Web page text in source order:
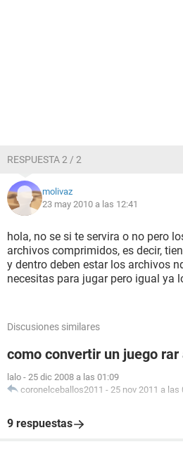
RESPUESTA 2 / 2
molivaz
23 may 2010 a las 12:41
hola, no se si te servira o no pero
archivos comprimidos, es decir,
y dentro deben estar los archivos
necesitas para jugar pero igual ya
Discusiones similares
como convertir un juego rar
lalo - 25 dic 2008 a las 01:09
coronelceballos2011 - 25 nov 2011 a las
9 respuestas